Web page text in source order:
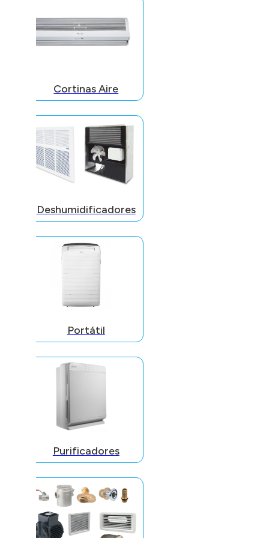
Cortinas Aire
Deshumidificadores
Portátil
Purificadores